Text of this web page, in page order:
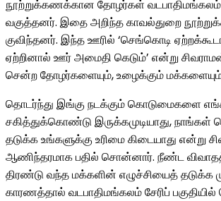
நூற்றுக்கணக்கான தோழர்கள்
வகுத்தனர். இதை அறிந்த காவல்துறை
குவிந்தனர். இந்த ஊரில் ‘செங்கொடி
ஏற்றினால் ஊர் அமைதி கெடும்’ என்று
சென்ற தோழர்களையும், உழைக்கும்
தொடர்ந்து இங்கு நடக்கும் கொடுமைகளை
சகித்துக்கொண்டு இருக்கமுடியாது, நாங்கள்
தடுக்க உங்களுக்கு உரிமை கிடையாது என்று
ஆணிந்தரமாக பதில் சொன்னார். நீண்ட
திரண்டு வந்த மக்களின் எழுச்சியைத் தடுக்க
காரணத்தால் வடபாதிமங்கலம் சேரிப்